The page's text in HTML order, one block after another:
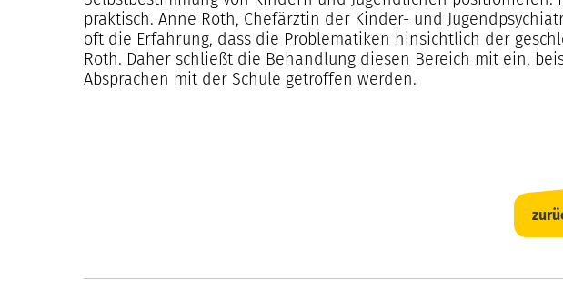
praktisch. Anne Roth, Chefärztin der Kinder- und
oft die Erfahrung, dass die Problematiken hinsichtlich der
Roth. Daher schließt die Behandlung diesen Bereich mit ein,
Absprachen mit der Schule getroffen werden.